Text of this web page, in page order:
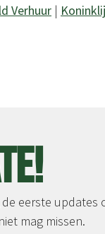
Verhuur |
eerste updates
mag missen.